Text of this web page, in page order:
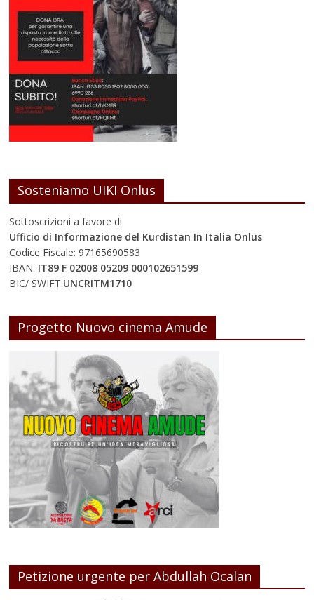
Sosteniamo UIKI Onlus
Sottoscrizioni a favore di
Ufficio di Informazione del Kurdistan In Italia Onlus
Codice Fiscale: 97165690583
IBAN: IT89 F 02008 05209 000102651599
BIC/ SWIFT:UNCRITM1710
Progetto Nuovo cinema Amude
Petizione urgente per Abdullah Ocalan